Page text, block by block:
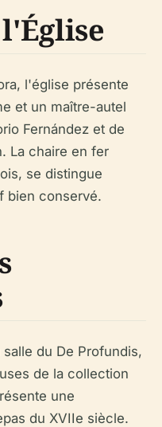
l'église présente
et un maître-autel
Fernández et de
La chaire en fer
se distingue
bien conservé.
du De Profundis,
de la collection
une
du XVIIe siècle.